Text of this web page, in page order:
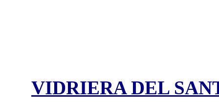
VIDRIERA DEL